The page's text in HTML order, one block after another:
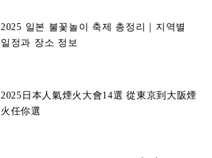
2025 일본 불꽃놀이 축제 총정리｜지역별
일정과 장소 정보
2025日本人氣煙火大會14選 從東京到大阪煙
火任你選